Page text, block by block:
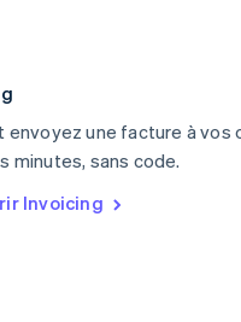
envoyez une facture à vos
minutes, sans code.
Invoicing
Zélande
Bas
English